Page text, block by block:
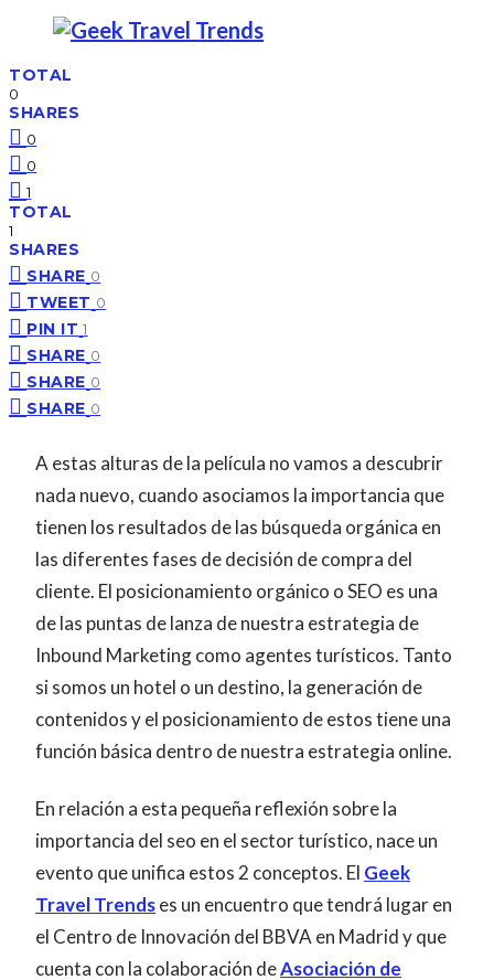
TOTAL
0
SHARES
0
0
1
TOTAL
1
SHARES
SHARE 0
TWEET 0
PIN IT 1
SHARE 0
SHARE 0
SHARE 0
A estas alturas de la película no vamos a descubrir
nada nuevo, cuando asociamos la importancia que
tienen los resultados de las búsqueda orgánica en
las diferentes fases de decisión de compra del
cliente. El posicionamiento orgánico o SEO es una
de las puntas de lanza de nuestra estrategia de
Inbound Marketing como agentes turísticos. Tanto
si somos un hotel o un destino, la generación de
contenidos y el posicionamiento de estos tiene una
función básica dentro de nuestra estrategia online.
En relación a esta pequeña reflexión sobre la
importancia del seo en el sector turístico, nace un
evento que unifica estos 2 conceptos. El Geek
Travel Trendses un encuentro que tendrá lugar en
el Centro de Innovación del BBVA en Madrid y que
cuenta con la colaboración deAsociación de